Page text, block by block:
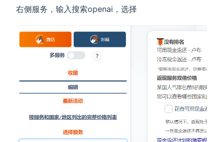
右侧服务，输入搜索openai，选择